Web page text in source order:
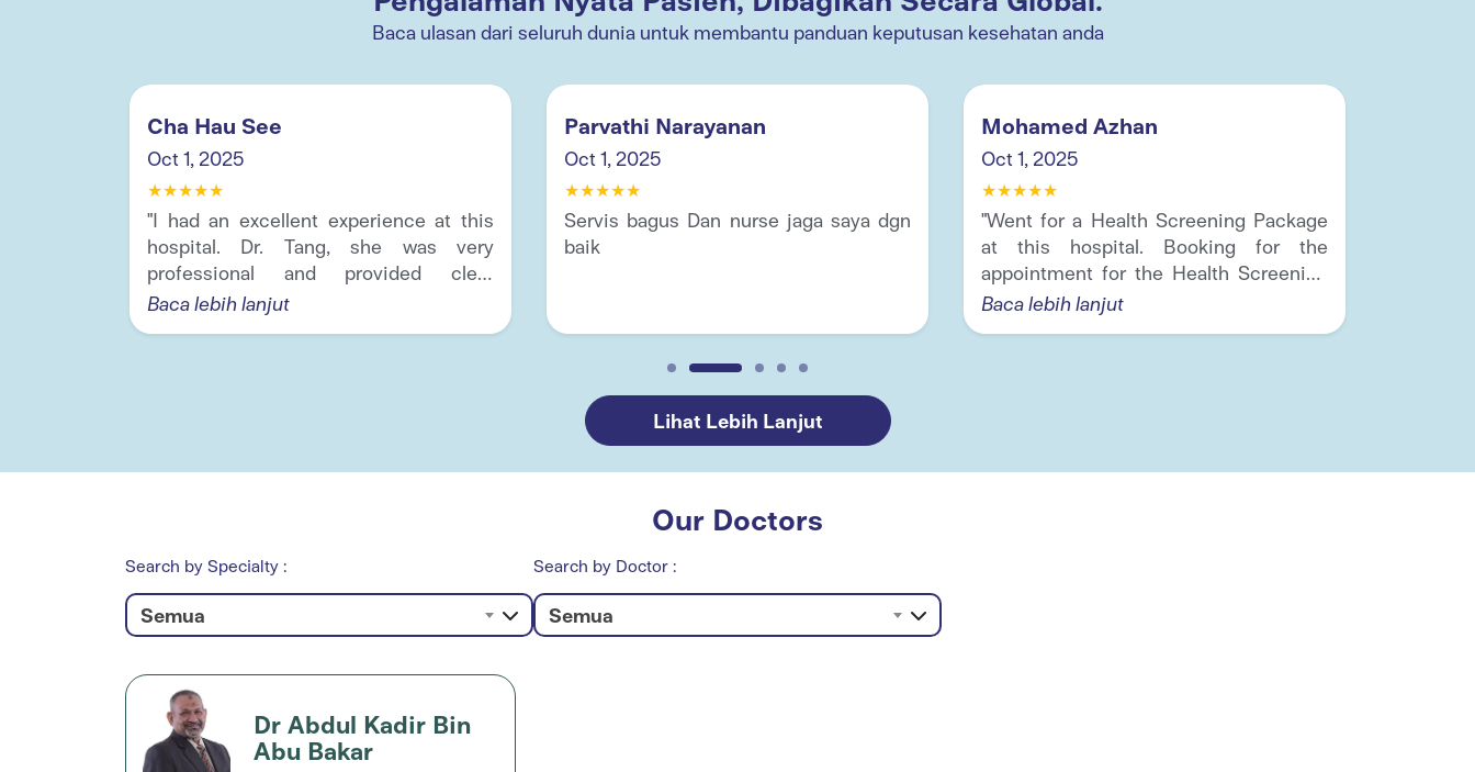
Baca ulasan dari seluruh dunia untuk membantu panduan keputusan kesehatan anda
Cha Hau See
Oct 1, 2025
★★★★★
"I had an excellent experience at this
hospital. Dr. Tang, she was very
professional and provided clear
explanations about my...
Baca lebih lanjut
Parvathi Narayanan
Oct 1, 2025
★★★★★
Servis bagus Dan nurse jaga saya dgn
baik
Mohamed Azhan
Oct 1, 2025
★★★★★
"Went for a Health Screening Package
at this hospital. Booking for the
appointment for the Health Screening
Package was quite...
Baca lebih lanjut
Lihat Lebih Lanjut
Our Doctors
Search by Specialty :
Semua
Search by Doctor :
Semua
Dr Abdul Kadir Bin
Abu Bakar